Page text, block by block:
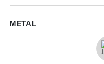
METAL